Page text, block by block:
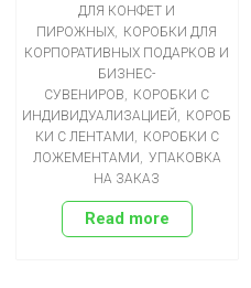
ДЛЯ КОНФЕТ И
ПИРОЖНЫХ
КОРОБКИ ДЛЯ
КОРПОРАТИВНЫХ ПОДАРКОВ И
БИЗНЕС-
СУВЕНИРОВ
КОРОБКИ С
ИНДИВИДУАЛИЗАЦИЕЙ
КОРОБ
КИ С ЛЕНТАМИ
КОРОБКИ С
ЛОЖЕМЕНТАМИ
УПАКОВКА
НА ЗАКАЗ
Read more